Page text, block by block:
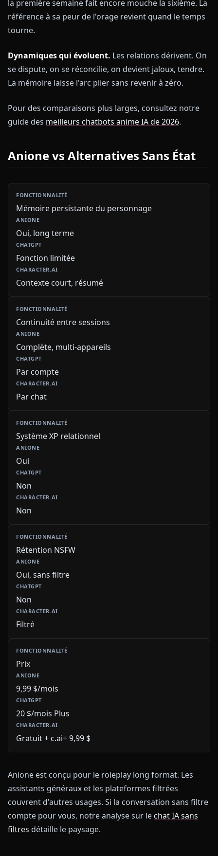
la première semaine fait encore mouche la sixième. La
référence à sa peur de l'orage revient quand le temps
tourne.
Dynamiques qui évoluent. Les relations dérivent. On
se dispute, on se réconcilie, on devient jaloux, tendre.
La mémoire laisse l'arc plier sans revenir à zéro.
Pour des comparaisons plus larges, consultez notre
guide des meilleurs chatbots anime IA de 2026.
Anione vs Alternatives Sans État
Mémoire persistante du personnage
Oui, long terme
Fonction limitée
Contexte court, résumé
Continuité entre sessions
Complète, multi-appareils
Par compte
Par chat
Système XP relationnel
Oui
Non
Non
Rétention NSFW
Oui, sans filtre
Non
Filtré
Prix
9,99 $/mois
20 $/mois Plus
Gratuit + c.ai+ 9,99 $
Anione est conçu pour le roleplay long format. Les
assistants généraux et les plateformes filtrées
couvrent d'autres usages. Si la conversation sans filtre
compte pour vous, notre analyse sur lechat IA sans
filtres détaille le paysage.